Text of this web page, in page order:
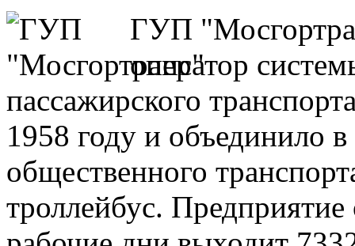
ГУП
оператор
пассажирского
1958 году и объединило в
общественного
троллейбус.